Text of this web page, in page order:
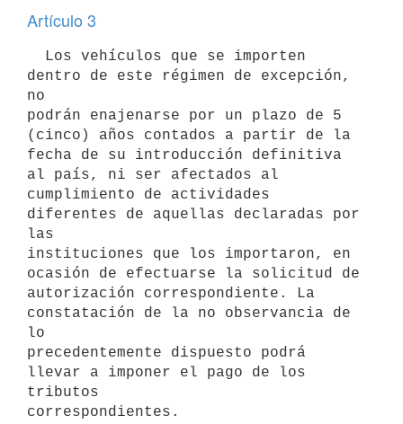
Artículo 3
dentro de este régimen de excepción,
no
podrán enajenarse por un plazo de 5
(cinco) años contados a partir de la
fecha de su introducción definitiva
al país, ni ser afectados al
cumplimiento de actividades
diferentes de aquellas declaradas por
las
instituciones que los importaron, en
ocasión de efectuarse la solicitud de
autorización correspondiente. La
constatación de la no observancia de
lo
precedentemente dispuesto podrá
llevar a imponer el pago de los
tributos